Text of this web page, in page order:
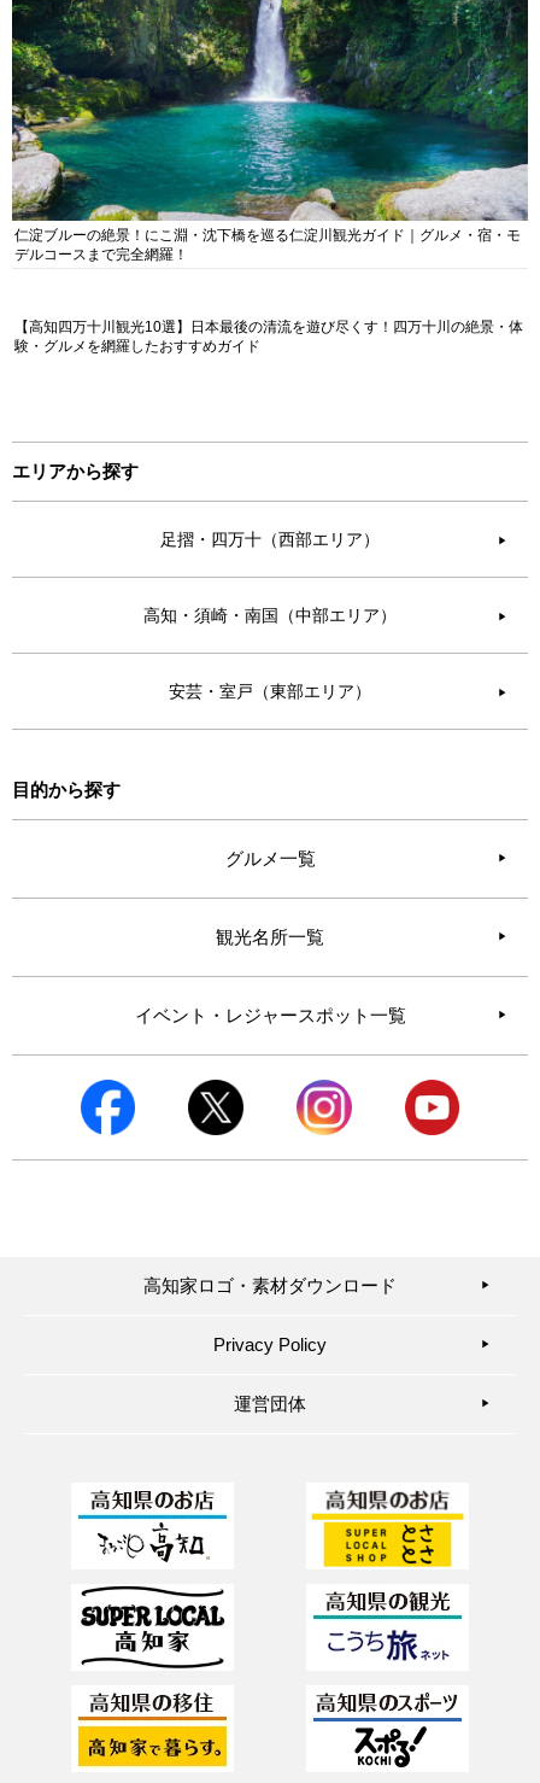
仁淀ブルーの絶景！にこ淵・沈下橋を巡る仁淀川観光ガイド｜グルメ・宿・モ
デルコースまで完全網羅！
【高知四万十川観光10選】日本最後の清流を遊び尽くす！四万十川の絶景・体
験・グルメを網羅したおすすめガイド
エリアから探す
足摺・四万十（西部エリア） ▶︎
高知・須崎・南国（中部エリア） ▶︎
安芸・室戸（東部エリア） ▶︎
目的から探す
グルメ一覧
観光名所一覧
イベント・レジャースポット一覧
高知家ロゴ・素材ダウンロード ▶︎
Privacy Policy ▶︎
運営団体 ▶︎